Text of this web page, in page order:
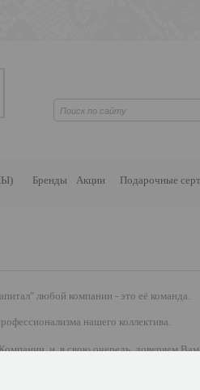
Бренды Акции Подарочные
любой компании - это её команда.
нашего коллектива.
и, в свою очередь, доверяем